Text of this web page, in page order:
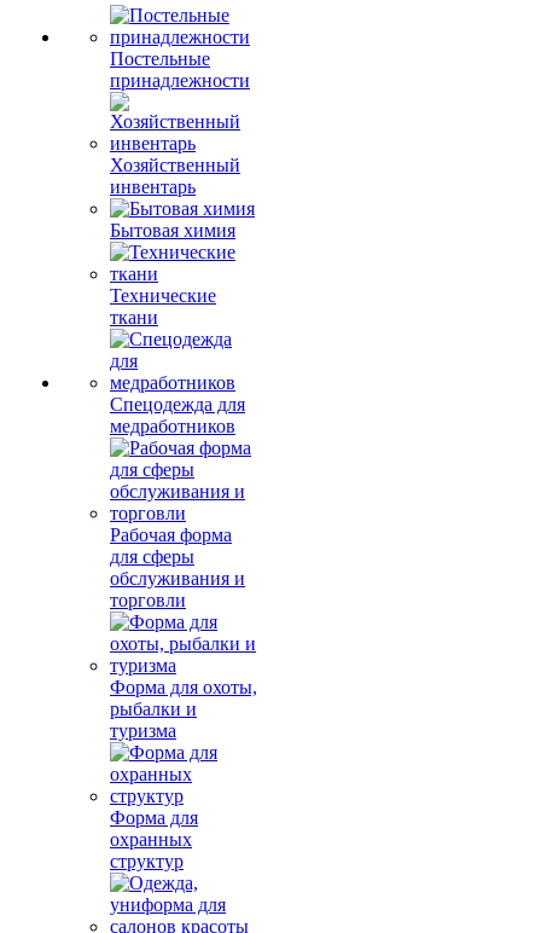
Постельные
принадлежности
Хозяйственный
инвентарь
Бытовая химия
Технические
ткани
Спецодежда для
медработников
Рабочая форма
для сферы
обслуживания и
торговли
Форма для охоты,
рыбалки и
туризма
Форма для
охранных
структур